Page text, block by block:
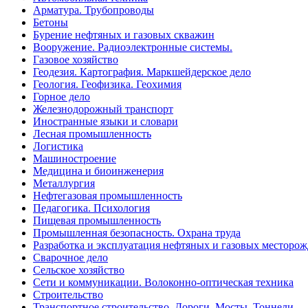
Арматура. Трубопроводы
Бетоны
Бурение нефтяных и газовых скважин
Вооружение. Радиоэлектронные системы.
Газовое хозяйство
Геодезия. Картография. Маркшейдерское дело
Геология. Геофизика. Геохимия
Горное дело
Железнодорожный транспорт
Иностранные языки и словари
Лесная промышленность
Логистика
Машиностроение
Медицина и биоинженерия
Металлургия
Нефтегазовая промышленность
Педагогика. Психология
Пищевая промышленность
Промышленная безопасность. Охрана труда
Разработка и эксплуатация нефтяных и газовых
Сварочное дело
Сельское хозяйство
Сети и коммуникации. Волоконно-оптическая техника
Строительство